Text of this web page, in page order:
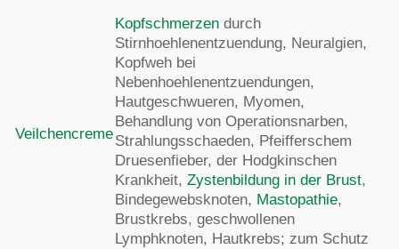
Veilchencreme
Kopfschmerzen durch
Stirnhoehlenentzuendung, Neuralgien,
Kopfweh bei
Nebenhoehlenentzuendungen,
Hautgeschwueren, Myomen,
Behandlung von Operationsnarben,
Strahlungsschaeden, Pfeifferschem
Druesenfieber, der Hodgkinschen
Krankheit, Zystenbildung in der Brust,
Bindegewebsknoten, Mastopathie,
Brustkrebs, geschwollenen
Lymphknoten, Hautkrebs; zum Schutz